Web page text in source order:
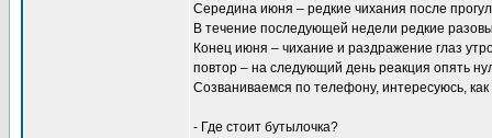
Середина июня – редкие чихания после
В течение последующей недели редкие
Конец июня – чихание и раздражение глаз
повтор – на следующий день реакция опять
Созваниваемся по телефону, интересуюсь,
- Где стоит бутылочка?